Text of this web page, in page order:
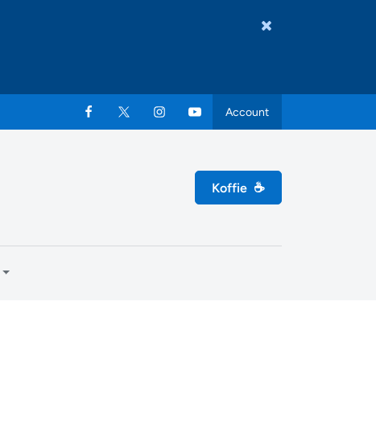
Account
Koffie ☕